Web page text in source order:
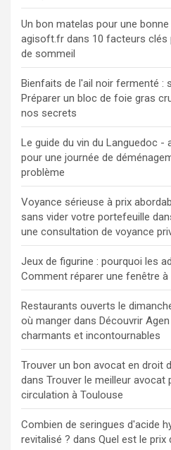
Un bon matelas pour une
agisoft.fr dans 10 facteurs clés
de sommeil
Bienfaits de l'ail noir fermenté :
Préparer un bloc de foie gras
nos secrets
Le guide du vin du Languedoc -
pour une journée de
problème
Voyance sérieuse à prix
sans vider votre portefeuille
une consultation de voyance
Jeux de figurine : pourquoi les
Comment réparer une fenêtre à
Restaurants ouverts le
où manger dans Découvrir
charmants et incontournables
Trouver un bon avocat en droit
dans Trouver le meilleur avocat
circulation à Toulouse
Combien de seringues d'acide
revitalisé ? dans Quel est le prix